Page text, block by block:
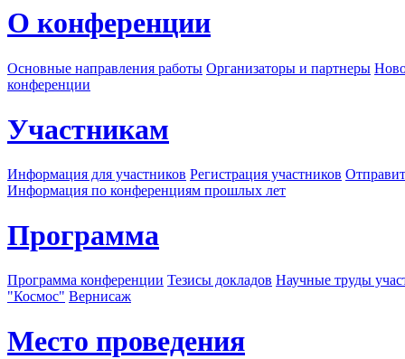
О конференции
Основные направления работы Организаторы и партнеры
конференции
Участникам
Информация для участников Регистрация участников
Информация по конференциям прошлых лет
Программа
Программа конференции Тезисы докладов Научные труды
"Космос" Вернисаж
Место проведения